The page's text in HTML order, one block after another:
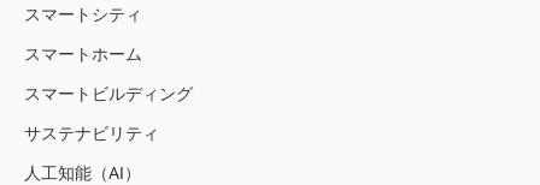
スマートシティ
スマートホーム
スマートビルディング
サステナビリティ
人工知能（AI）